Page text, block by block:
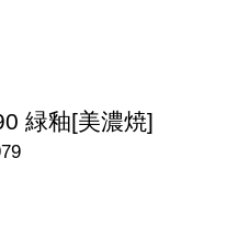
緑釉[美濃焼]